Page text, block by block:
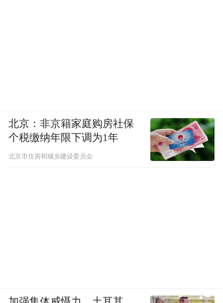
北京：非京籍家庭购房社保
个税缴纳年限下调为1年
北京市住房和城乡建设委员会